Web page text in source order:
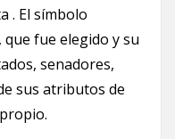
. El símbolo
fue elegido y su
senadores,
sus atributos de